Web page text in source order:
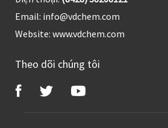
Email: info@vdchem.com
Website: www.vdchem.com
Theo dõi chúng tôi